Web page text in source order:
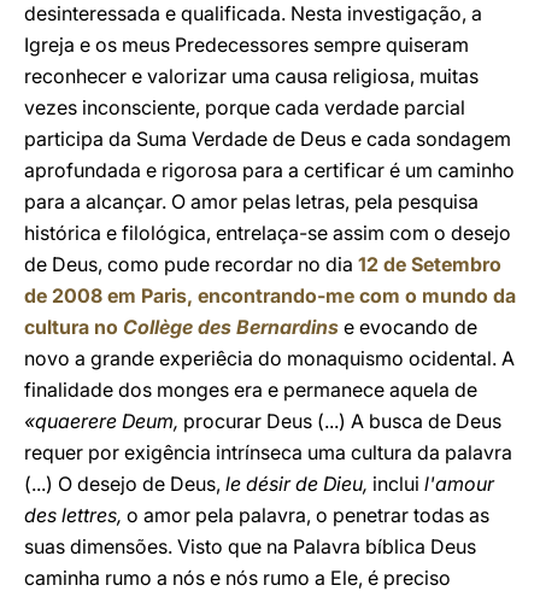
desinteressada e qualificada. Nesta investigação, a
Igreja e os meus Predecessores sempre quiseram
reconhecer e valorizar uma causa religiosa, muitas
vezes inconsciente, porque cada verdade parcial
participa da Suma Verdade de Deus e cada sondagem
aprofundada e rigorosa para a certificar é um caminho
para a alcançar. O amor pelas letras, pela pesquisa
histórica e filológica, entrelaça-se assim com o desejo
de Deus, como pude recordar no dia 12 de Setembro
de 2008 em Paris, encontrando-me com o mundo da
cultura no Collège des Bernardins e evocando de
novo a grande experiêcia do monaquismo ocidental. A
finalidade dos monges era e permanece aquela de
«quaerere Deum, procurar Deus (...) A busca de Deus
requer por exigência intrínseca uma cultura da palavra
(...) O desejo de Deus, le désir de Dieu, inclui l'amour
des lettres, o amor pela palavra, o penetrar todas as
suas dimensões. Visto que na Palavra bíblica Deus
caminha rumo a nós e nós rumo a Ele, é preciso